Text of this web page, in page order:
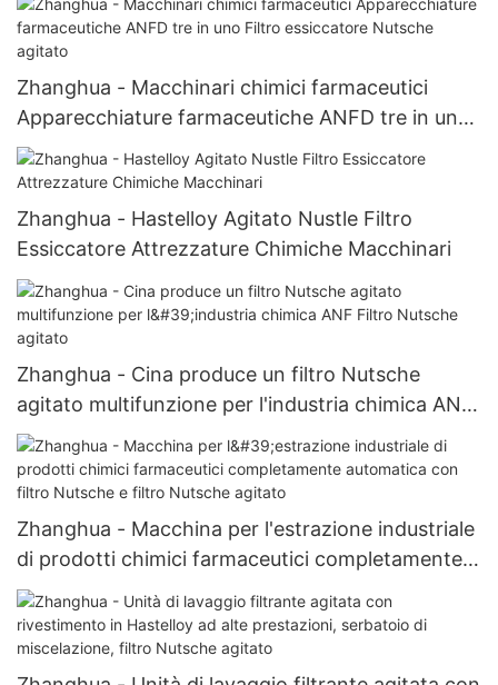
Nutsche agitato
Zhanghua - Macchinari chimici farmaceutici
Apparecchiature farmaceutiche ANFD tre in uno
Filtro essiccatore Nutsche agitato
Zhanghua - Hastelloy Agitato Nustle Filtro
Essiccatore Attrezzature Chimiche Macchinari
Zhanghua - Cina produce un filtro Nutsche
agitato multifunzione per l'industria chimica ANF
Filtro Nutsche agitato
Zhanghua - Macchina per l'estrazione industriale
di prodotti chimici farmaceutici completamente
automatica con filtro Nutsche e filtro Nutsche
agitato